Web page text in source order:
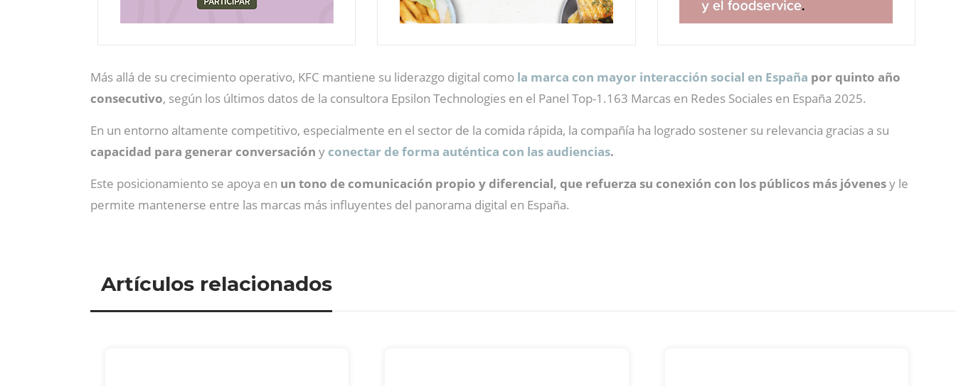
Más allá de su crecimiento operativo, KFC mantiene su liderazgo digital como la marca con mayor interacción social en España por quinto año
consecutivo, según los últimos datos de la consultora Epsilon Technologies en el Panel Top-1.163 Marcas en Redes Sociales en España 2025.
En un entorno altamente competitivo, especialmente en el sector de la comida rápida, la compañía ha logrado sostener su relevancia gracias a su
capacidad para generar conversación y conectar de forma auténtica con las audiencias.
Este posicionamiento se apoya en un tono de comunicación propio y diferencial, que refuerza su conexión con los públicos más jóvenesy le
permite mantenerse entre las marcas más influyentes del panorama digital en España.
Artículos relacionados